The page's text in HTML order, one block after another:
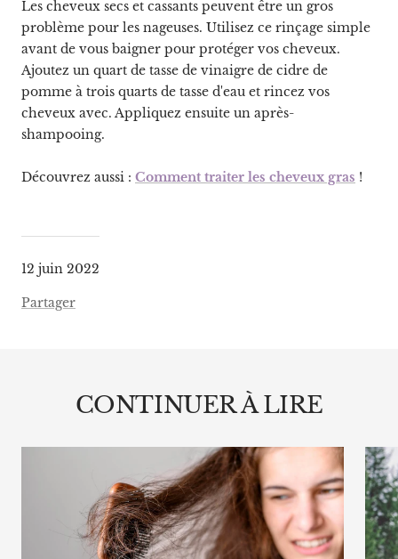
12 juin 2022
Partager
Les cheveux secs et cassants peuvent être un gros
problème pour les nageuses. Utilisez ce rinçage simple
avant de vous baigner pour protéger vos cheveux.
Ajoutez un quart de tasse de vinaigre de cidre de
pomme à trois quarts de tasse d'eau et rincez vos
cheveux avec. Appliquez ensuite un après-
shampooing.
Découvrez aussi : Comment traiter les cheveux gras !
CONTINUER À LIRE